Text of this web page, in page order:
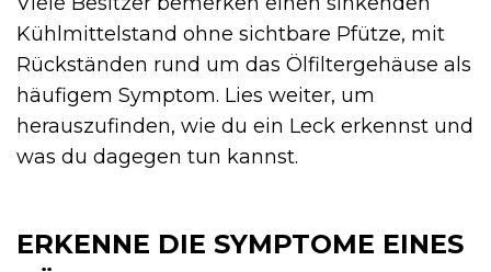
Kühlmittelstand ohne sichtbare Pfütze, mit
Rückständen rund um das Ölfiltergehäuse als
häufigem Symptom. Lies weiter, um
herauszufinden, wie du ein Leck erkennst und
was du dagegen tun kannst.
ERKENNE DIE SYMPTOME EINES